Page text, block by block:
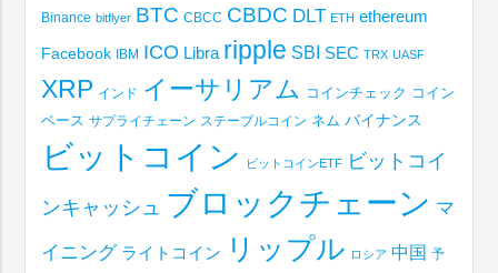
Binance bitflyer BTC CBCC CBDC DLT ETH ethereum
Facebook IBM ICO Libra ripple SBI SEC TRX UASF
XRP インド イーサリアム コインチェック コイン
ベース サプライチェーン ステーブルコイン ネム バイナンス
ビットコイン ビットコインETF ビットコイ
ンキャッシュ ブロックチェーン マ
イニング ライトコイン リップル ロシア 中国 予